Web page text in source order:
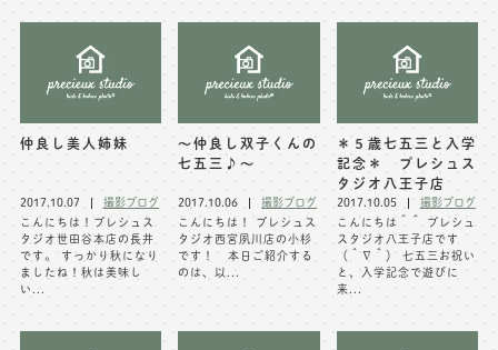
お問い合わせ窓口
店舗情報についてはお手数ですが
各店舗までお問い合わせください
toiawase@precieux-studio.com
※上記アドレスは総合窓口となります
[営業時間] 9:00～17:00
[定休日] 土日祝日
マイページへログインする
仲良し美人姉妹
2017.10.07
撮影ブログ
こんにちは！プレシュス
タジオ世田谷本店の長井
です。 すっかり秋になり
ましたね！秋は美味し
い...
～仲良し双子くんの
七五三♪～
2017.10.06
撮影ブログ
こんにちは！ プレシュス
タジオ西宮夙川店の小杉
です！ 本日ご紹介する
のは、以...
＊５歳七五三と入学
記念＊ プレシュス
タジオ八王子店
2017.10.05
撮影ブログ
こんにちは＾＾ プレシュ
スタジオ八王子店です
（＾∇＾） 七五三お祝い
と、入学記念で遊びに
来...